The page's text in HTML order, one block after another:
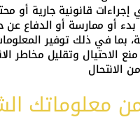
أو ممارسة أو الدفاع عن
بما في ذلك توفير
الاحتيال وتقليل مخاطر
معلوماتك